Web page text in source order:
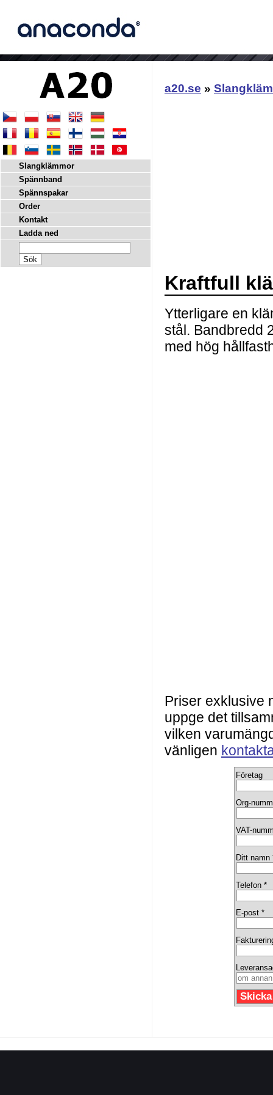
a20.se »
Kraftfull
Ytterligare en
stål. Bandbredd
med hög
Priser exklusive
uppge det
vilken
vänligen
Företag
Org-
VAT-
Ditt namn
Telefon *
E-post *
Slangklämmor
Spännband
Spännspakar
Order
Kontakt
Ladda ned